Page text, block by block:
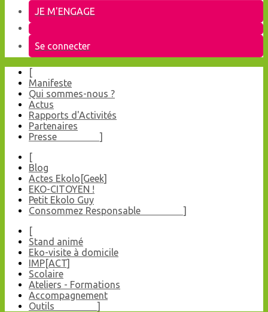
JE M'ENGAGE
Se connecter
[
Manifeste
Qui sommes-nous ?
Actus
Rapports d'Activités
Partenaires
Presse ]
[
Blog
Actes Ekolo[Geek]
EKO-CITOYEN !
Petit Ekolo Guy
Consommez Responsable ]
[
Stand animé
Eko-visite à domicile
IMP[ACT]
Scolaire
Ateliers - Formations
Accompagnement
Outils ]